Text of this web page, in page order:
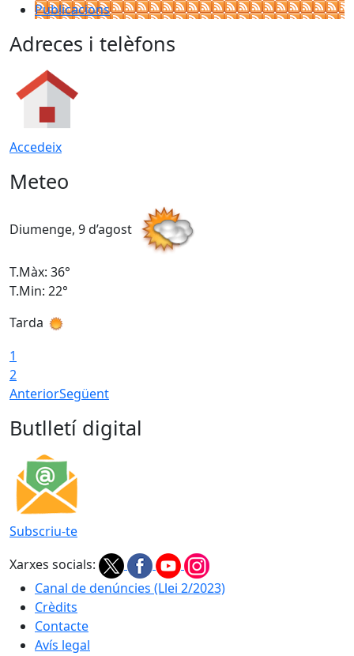
Publicacions
Adreces i telèfons
Accedeix
Meteo
Diumenge, 9 d’agost
T.Màx: 36°
T.Min: 22°
Tarda
1
2
AnteriorSegüent
Butlletí digital
Subscriu-te
Xarxes socials:
Canal de denúncies (Llei 2/2023)
Crèdits
Contacte
Avís legal